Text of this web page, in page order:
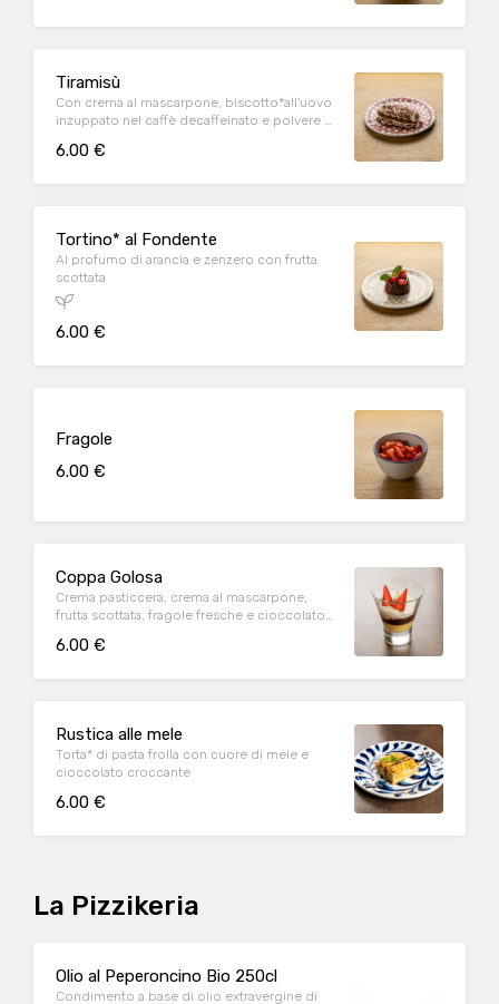
Tiramisù
Con crema al mascarpone, biscotto*all'uovo
inzuppato nel caffè decaffeinato e polvere di
6.00 €
Tortino* al Fondente
Al profumo di arancia e zenzero con frutta
scottata
6.00 €
Fragole
6.00 €
Coppa Golosa
Crema pasticcera, crema al mascarpone,
frutta scottata, fragole fresche e cioccolato
6.00 €
Rustica alle mele
Torta* di pasta frolla con cuore di mele e
cioccolato croccante
6.00 €
La Pizzikeria
Olio al Peperoncino Bio 250cl
Condimento a base di olio extravergine di